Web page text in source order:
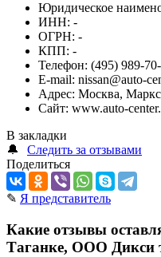
Юридическое
ИНН: -
ОГРН: -
КПП: -
Телефон: (495) 989-
E-mail: nissan@auto-
Адрес: Москва,
Сайт: www.auto-
В закладки
🔔
Следить за отзывами
Поделиться
✎ Я представитель
Какие отзывы
Таганке, ООО Дикси